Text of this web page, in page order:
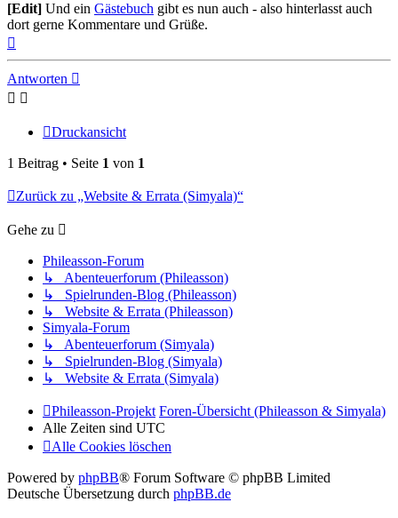
[Edit] Und ein Gästebuch gibt es nun auch - also hinterlasst auch
dort gerne Kommentare und Grüße.
Antworten
Druckansicht
1 Beitrag • Seite 1 von 1
Zurück zu „Website & Errata (Simyala)“
Gehe zu
Phileasson-Forum
↳ Abenteuerforum (Phileasson)
↳ Spielrunden-Blog (Phileasson)
↳ Website & Errata (Phileasson)
Simyala-Forum
↳ Abenteuerforum (Simyala)
↳ Spielrunden-Blog (Simyala)
↳ Website & Errata (Simyala)
Phileasson-Projekt Foren-Übersicht (Phileasson & Simyala)
Alle Zeiten sind UTC
Alle Cookies löschen
Powered by phpBB® Forum Software © phpBB Limited
Deutsche Übersetzung durch phpBB.de